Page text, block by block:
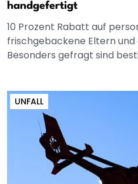
handgefertigt
10 Prozent Rabatt auf
frischgebackene Eltern und
Besonders gefragt sind
UNFALL